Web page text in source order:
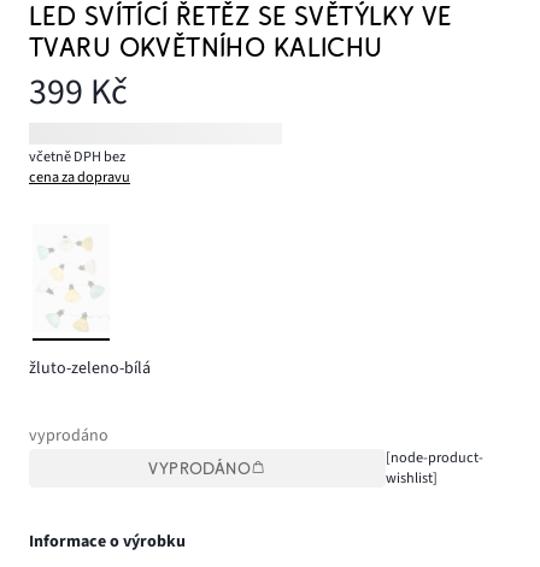
LED SVÍTÍCÍ ŘETĚZ SE SVĚTÝLKY VE
TVARU OKVĚTNÍHO KALICHU
399 Kč
včetně DPH bez
cena za dopravu
žluto-zeleno-bílá
vyprodáno
VYPRODÁNO
[node-product-
wishlist]
Informace o výrobku